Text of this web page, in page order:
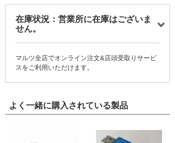
在庫状況：営業所に在庫はございま
せん。
マルツ全店でオンライン注文&店頭受取りサービ
スをご利用いただけます。
よく一緒に購入されている製品